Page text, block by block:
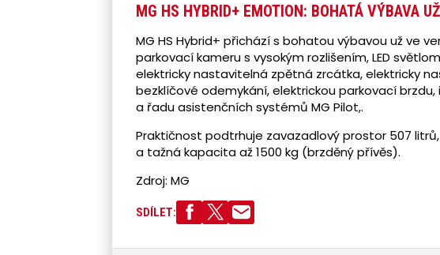
MG HS HYBRID+ EMOTION: BOHATÁ VÝBAVA
MG HS Hybrid+ přichází s bohatou výbavou už ve
parkovací kameru s vysokým rozlišením, LED
elektricky nastavitelná zpětná zrcátka, elektricky
bezklíčové odemykání, elektrickou parkovací
a řadu asistenčních systémů MG Pilot,.
Praktičnost podtrhuje zavazadlový prostor 507
a tažná kapacita až 1500 kg (brzděný přívěs).
Zdroj: MG
SDÍLET: